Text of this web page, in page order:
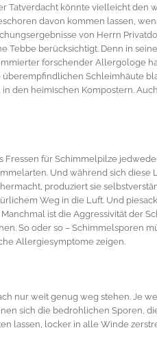
Tatverdacht könnte vielleicht den
davon kommen lassen,
von Herrn
Tebbe berücksichtigt. Denn in
forschender Allergologe
Schleimhäute
den heimischen Kompostern.
für Schimmelpilze
Und während sich diese
produziert sie
Weg in die Luft. Und
ist die Aggressivität der
So oder so – Schimmelsporen
Allergiesymptome zeigen.
nur weit genug weg stehen. Je
sich die bedrohlichen Sporen,
lassen, locker in alle Winde